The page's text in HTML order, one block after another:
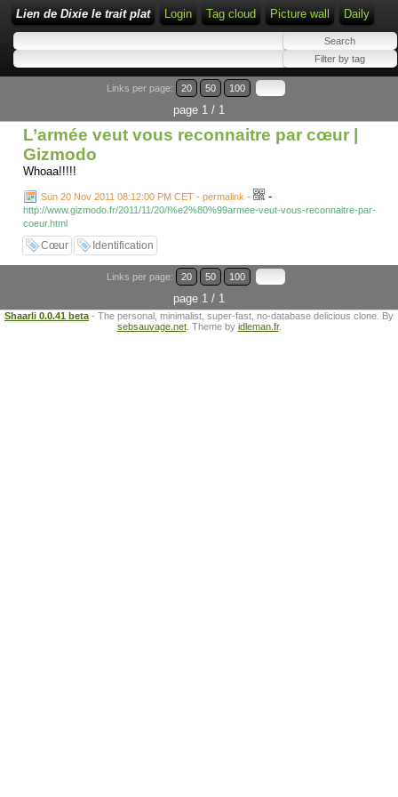
Lien de Dixie le trait plat Login Tag cloud Picture wall Daily
Links per page: 20 50 100
page 1 / 1
L’armée veut vous reconnaitre par cœur |
Gizmodo
Whoaa!!!!!
Sun 20 Nov 2011 08:12:00 PM CET - permalink - -
http://www.gizmodo.fr/2011/11/20/l%e2%80%99armee-veut-vous-reconnaitre-par-
coeur.html
Cœur Identification
Links per page: 20 50 100
page 1 / 1
Shaarli 0.0.41 beta - The personal, minimalist, super-fast, no-database delicious clone. By
sebsauvage.net. Theme by idleman.fr.